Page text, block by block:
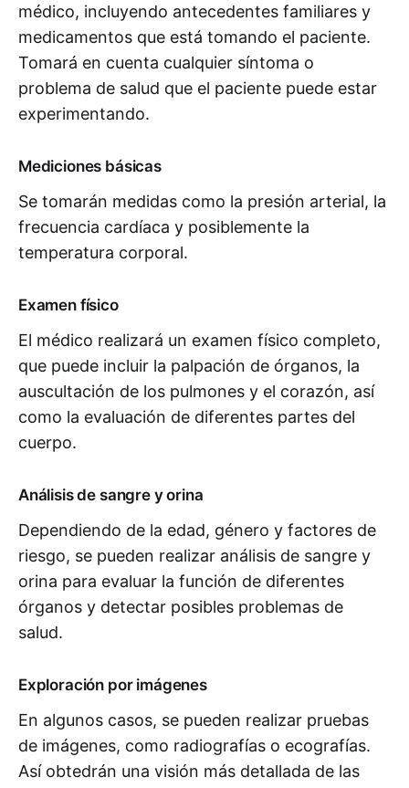
médico, incluyendo antecedentes familiares y
medicamentos que está tomando el paciente.
Tomará en cuenta cualquier síntoma o
problema de salud que el paciente puede estar
experimentando.
Mediciones básicas
Se tomarán medidas como la presión arterial, la
frecuencia cardíaca y posiblemente la
temperatura corporal.
Examen físico
El médico realizará un examen físico completo,
que puede incluir la palpación de órganos, la
auscultación de los pulmones y el corazón, así
como la evaluación de diferentes partes del
cuerpo.
Análisis de sangre y orina
Dependiendo de la edad, género y factores de
riesgo, se pueden realizar análisis de sangre y
orina para evaluar la función de diferentes
órganos y detectar posibles problemas de
salud.
Exploración por imágenes
En algunos casos, se pueden realizar pruebas
de imágenes, como radiografías o ecografías.
Así obtedrán una visión más detallada de las